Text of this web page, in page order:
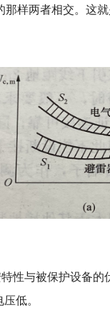
那样两者相交。这
性与被保护设备的
低。